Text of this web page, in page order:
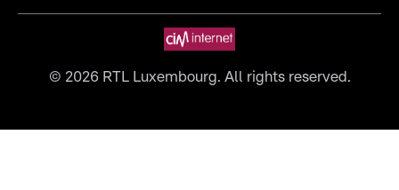
© 2026RTL Luxembourg. All rights reserved.